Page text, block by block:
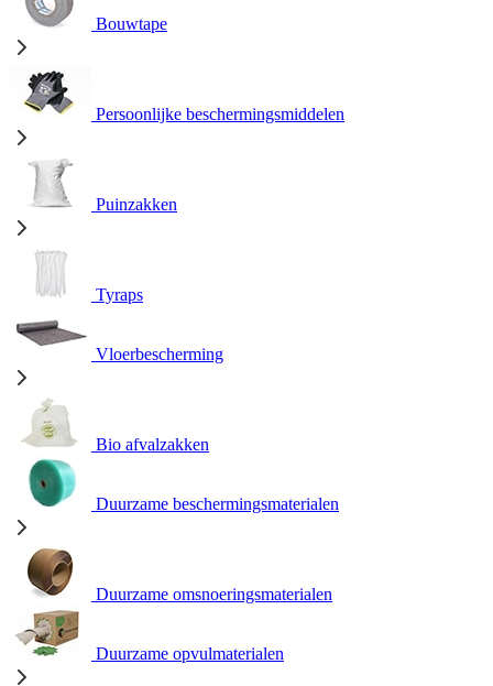
Bouwtape
Persoonlijke beschermingsmiddelen
Puinzakken
Tyraps
Vloerbescherming
Bio afvalzakken
Duurzame beschermingsmaterialen
Duurzame omsnoeringsmaterialen
Duurzame opvulmaterialen